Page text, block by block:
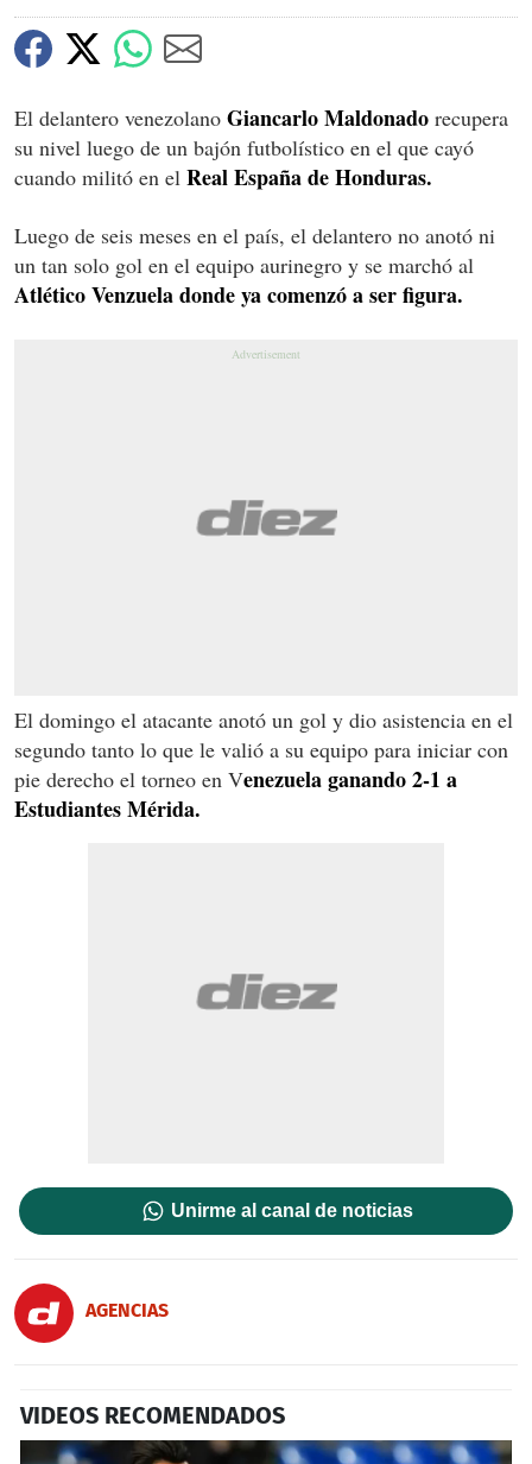
El delantero venezolano Giancarlo Maldonado recupera
su nivel luego de un bajón futbolístico en el que cayó
cuando militó en el Real España de Honduras.
Luego de seis meses en el país, el delantero no anotó ni
un tan solo gol en el equipo aurinegro y se marchó al
Atlético Venzuela donde ya comenzó a ser figura.
El domingo el atacante anotó un gol y dio asistencia en el
segundo tanto lo que le valió a su equipo para iniciar con
pie derecho el torneo en Venezuela ganando 2-1 a
Estudiantes Mérida.
Unirme al canal de noticias
AGENCIAS
VIDEOS RECOMENDADOS